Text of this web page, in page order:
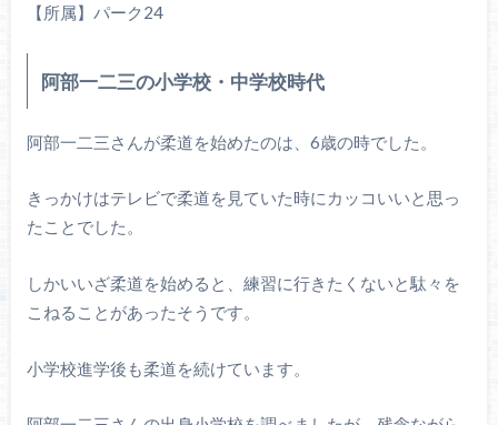
【所属】パーク24
阿部一二三の小学校・中学校時代
阿部一二三さんが柔道を始めたのは、6歳の時でした。
きっかけはテレビで柔道を見ていた時にカッコいいと思っ
たことでした。
しかいいざ柔道を始めると、練習に行きたくないと駄々を
こねることがあったそうです。
小学校進学後も柔道を続けています。